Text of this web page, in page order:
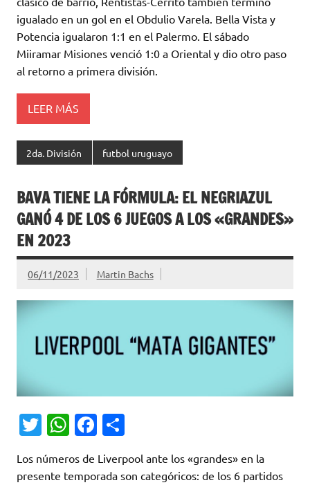
r
A
p
p
o
o
k
ar
ti
r
igualado en un gol en el Obdulio Varela. Bella Vista y
Potencia igualaron 1:1 en el Palermo. El sábado
Miiramar Misiones venció 1:0 a Oriental y dio otro paso
al retorno a primera división.
LEER MÁS
2da. División futbol uruguayo
BAVA TIENE LA FÓRMULA: EL NEGRIAZUL
GANÓ 4 DE LOS 6 JUEGOS A LOS «GRANDES»
EN 2023
06/11/2023 Martin Bachs
T
it
W
at
Fa
e m
Los números de Liverpool ante los «grandes» en la
presente temporada son categóricos: de los 6 partidos